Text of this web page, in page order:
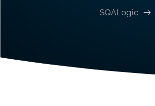
SQALogic